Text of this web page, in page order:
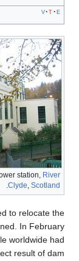
Bonnington
dams is
the reservoirs
that 40-80 million
displaced